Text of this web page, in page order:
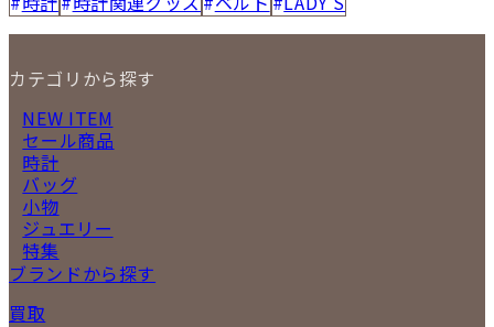
カテゴリから探す
NEW ITEM
セール商品
時計
バッグ
小物
ジュエリー
特集
ブランドから探す
買取